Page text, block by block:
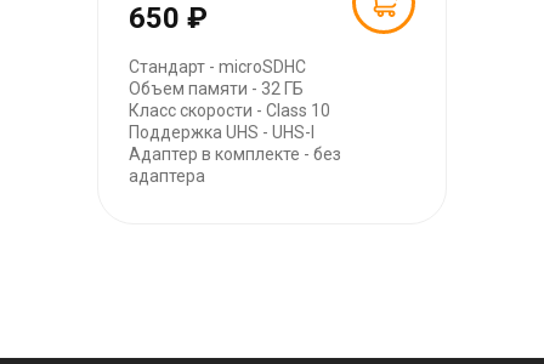
650 ₽
Стандарт - microSDHC
Объем памяти - 32 ГБ
Класс скорости - Class 10
Поддержка UHS - UHS-I
Адаптер в комплекте - без
адаптера